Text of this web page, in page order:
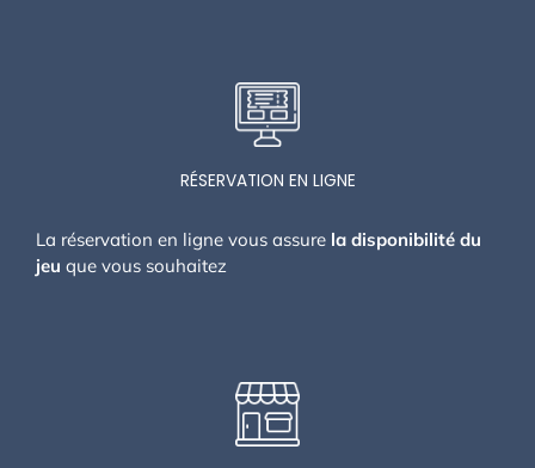
RÉSERVATION EN LIGNE
La réservation en ligne vous assure la disponibilité du
jeu que vous souhaitez